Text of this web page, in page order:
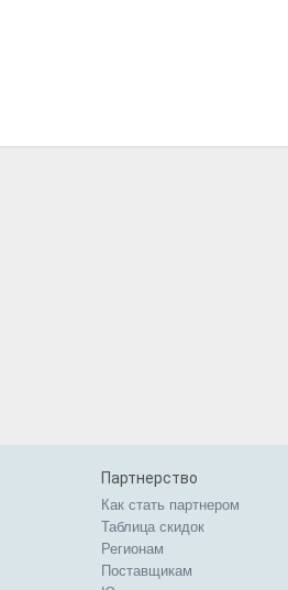
Партнерство
Как стать партнером
Таблица скидок
Регионам
Поставщикам